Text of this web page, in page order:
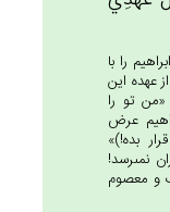
را با
عهده اين
«من تو را
عرض
بده!)»
نمى‏رسد!
و معصوم